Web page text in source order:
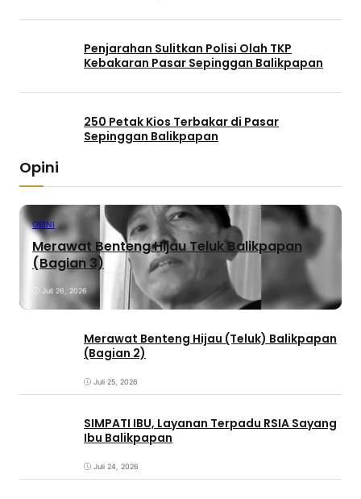
Penjarahan Sulitkan Polisi Olah TKP
Kebakaran Pasar Sepinggan Balikpapan
250 Petak Kios Terbakar di Pasar
Sepinggan Balikpapan
Opini
OPINI
Merawat Benteng Hijau Teluk Balikpapan
(Bagian 3)
Juli 26, 2026
Merawat Benteng Hijau (Teluk) Balikpapan
(Bagian 2)
Juli 25, 2026
SIMPATI IBU, Layanan Terpadu RSIA Sayang
Ibu Balikpapan
Juli 24, 2026